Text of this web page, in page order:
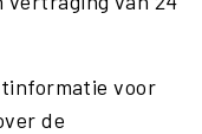
voor
de